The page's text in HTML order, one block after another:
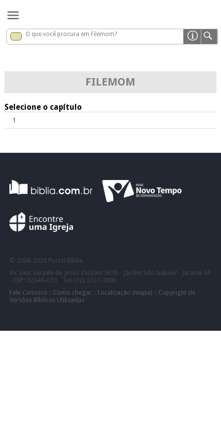
Filemom x
O que você procura em Filemom?
FILEMOM
Selecione o capítulo
1
© 2008- 2026 Portal Bíblia
Av. Gen. Euryale de Jesus Zerbine 5876 - Jardim São Gabriel - Jacareí-SP
- CEP: 12340-010 Tel: (12) 2127-3000
Fale Conosco :: Como chegar:: Localização (mapa) :: Copyright de
Versões Bíblicas Utilizadas